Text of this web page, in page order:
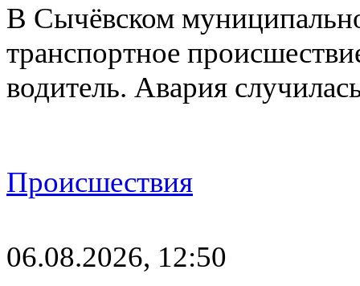
В Сычёвском
транспортное
водитель. Авария
Происшествия
06.08.2026, 12:50